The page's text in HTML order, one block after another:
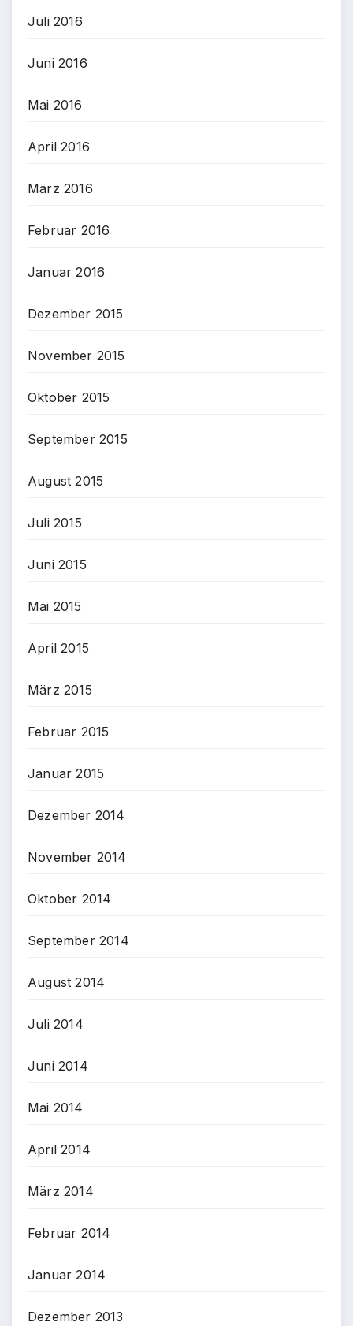
Juli 2016
Juni 2016
Mai 2016
April 2016
März 2016
Februar 2016
Januar 2016
Dezember 2015
November 2015
Oktober 2015
September 2015
August 2015
Juli 2015
Juni 2015
Mai 2015
April 2015
März 2015
Februar 2015
Januar 2015
Dezember 2014
November 2014
Oktober 2014
September 2014
August 2014
Juli 2014
Juni 2014
Mai 2014
April 2014
März 2014
Februar 2014
Januar 2014
Dezember 2013